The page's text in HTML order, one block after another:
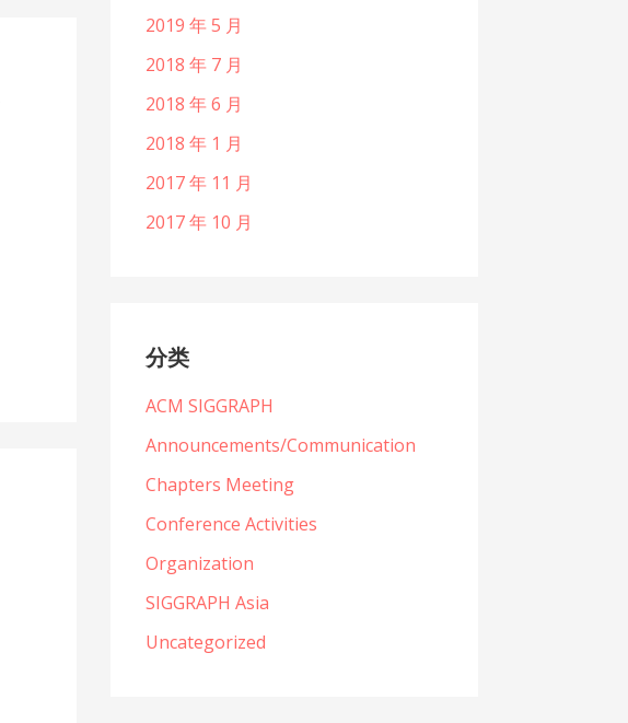
2019 年 5 月
2018 年 7 月
2018 年 6 月
2018 年 1 月
2017 年 11 月
2017 年 10 月
分类
ACM SIGGRAPH
Announcements/Communication
Chapters Meeting
Conference Activities
Organization
SIGGRAPH Asia
Uncategorized